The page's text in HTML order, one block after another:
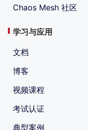
Chaos Mesh 社区
学习与应用
文档
博客
视频课程
考试认证
典型案例